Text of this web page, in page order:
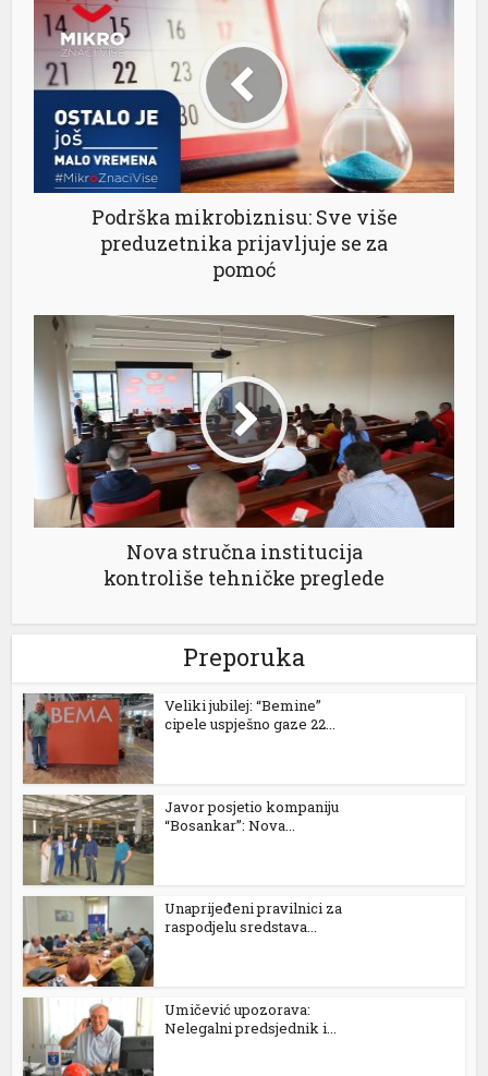
Podrška mikrobiznisu: Sve više
preduzetnika prijavljuje se za
pomoć
Nova stručna institucija
kontroliše tehničke preglede
Preporuka
Veliki jubilej: “Bemine”
cipele uspješno gaze 22...
Javor posjetio kompaniju
“Bosankar”: Nova...
Unaprijeđeni pravilnici za
raspodjelu sredstava...
Umičević upozorava:
Nelegalni predsjednik i...